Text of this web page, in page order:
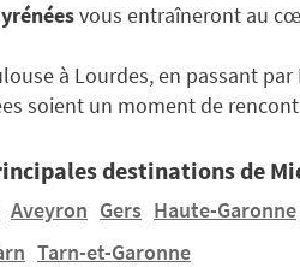
vous entraîneront au
à Lourdes, en passant
soient un moment de
destinations de
Aveyron Gers Haute-Garonne
Tarn-et-Garonne